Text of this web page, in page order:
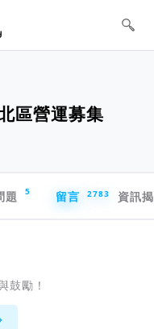
貝 | 台灣最值得信賴的群眾
資平台
區營運募集
題 5 留言 2783 資訊
鼓勵！